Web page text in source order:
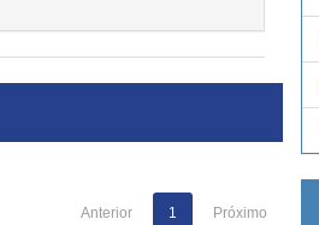
Anterior 1 Próximo